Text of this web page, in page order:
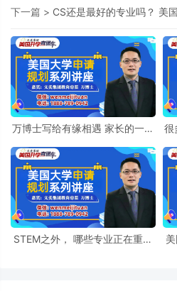
下一篇 > CS还是最好的专业吗？ 美
万博士写给有缘相遇 家长的一封
很
STEM之外， 哪些专业正在重新